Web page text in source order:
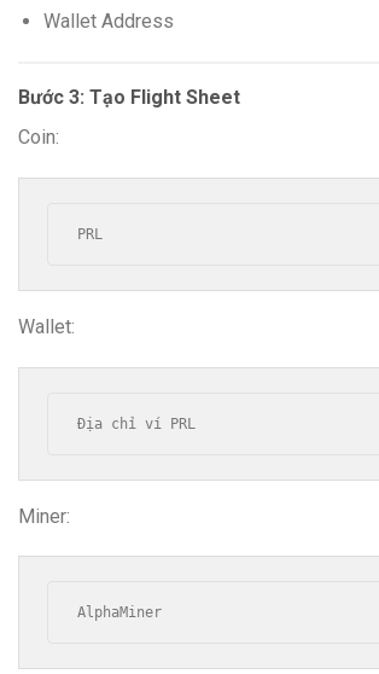
Wallet Address
Bước 3: Tạo Flight Sheet
Coin:
PRL
Wallet:
Địa chỉ ví PRL
Miner:
AlphaMiner